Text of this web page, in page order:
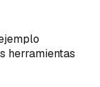
herramientas